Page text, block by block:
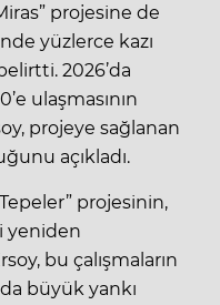
projesine de
yüzlerce kazı
2026’da
ulaşmasının
projeye sağlanan
açıkladı.
projesinin,
yeniden
bu çalışmaların
büyük yankı